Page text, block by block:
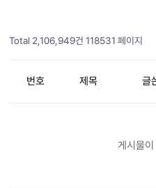
Total 2,106,949건 118531 페이지
번호 제목 글
게시물